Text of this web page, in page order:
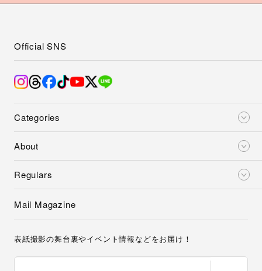
Categories
About
Regulars
Official SNS
Mail Magazine
表紙撮影の舞台裏やイベント情報などをお届け！